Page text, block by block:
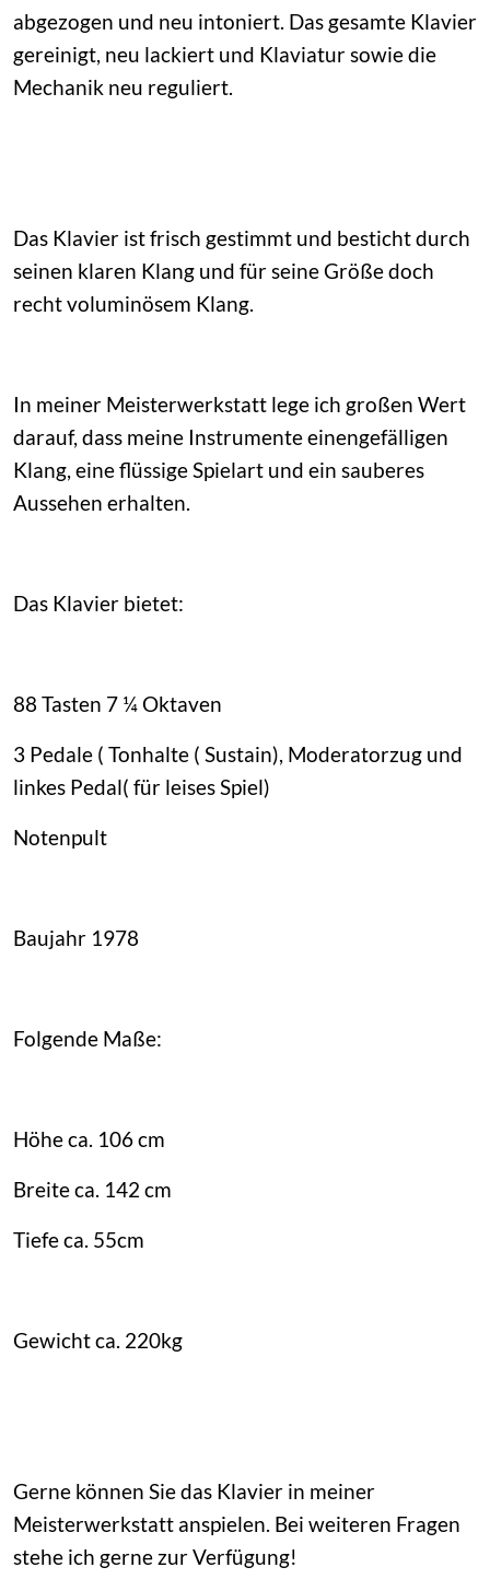
abgezogen und neu intoniert. Das gesamte Klavier
gereinigt, neu lackiert und Klaviatur sowie die
Mechanik neu reguliert.
Das Klavier ist frisch gestimmt und besticht durch
seinen klaren Klang und für seine Größe doch
recht voluminösem Klang.
In meiner Meisterwerkstatt lege ich großen Wert
darauf, dass meine Instrumente einengefälligen
Klang, eine flüssige Spielart und ein sauberes
Aussehen erhalten.
Das Klavier bietet:
88 Tasten 7 ¼ Oktaven
3 Pedale ( Tonhalte ( Sustain), Moderatorzug und
linkes Pedal( für leises Spiel)
Notenpult
Baujahr 1978
Folgende Maße:
Höhe ca. 106 cm
Breite ca. 142 cm
Tiefe ca. 55cm
Gewicht ca. 220kg
Gerne können Sie das Klavier in meiner
Meisterwerkstatt anspielen. Bei weiteren Fragen
stehe ich gerne zur Verfügung!